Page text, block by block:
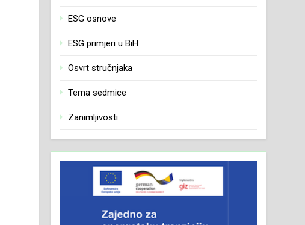
ESG osnove
ESG primjeri u BiH
Osvrt stručnjaka
Tema sedmice
Zanimljivosti